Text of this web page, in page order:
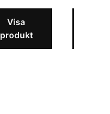
Visa
produkt